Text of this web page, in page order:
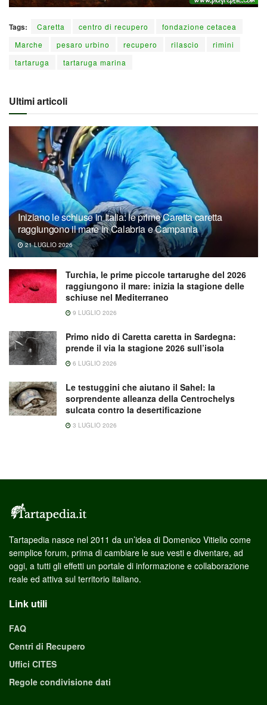
Tags: Caretta centro di recupero
fondazione cetacea
Marche
pesaro urbino recupero rilascio
rimini
tartaruga
tartaruga marina
Ultimi articoli
Iniziano le schiuse in Italia: le prime Caretta caretta
raggiungono il mare in Calabria e Campania
21 LUGLIO 2026
Turchia, le prime piccole tartarughe del 2026
raggiungono il mare: inizia la stagione delle
schiuse nel Mediterraneo
9 LUGLIO 2026
Primo nido di Caretta caretta in Sardegna:
prende il via la stagione 2026 sull’isola
6 LUGLIO 2026
Le testuggini che aiutano il Sahel: la
sorprendente alleanza della Centrochelys
sulcata contro la desertificazione
3 LUGLIO 2026
Tartapedia nasce nel 2011 da un’idea di Domenico Vitiello come
semplice forum, prima di cambiare le sue vesti e diventare, ad
oggi, a tutti gli effetti un portale di informazione e collaborazione
reale ed attiva sul territorio italiano.
Link utili
FAQ
Centri di Recupero
Uffici CITES
Regole condivisione dati